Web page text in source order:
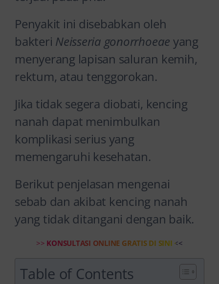
Penyakit ini disebabkan oleh
bakteri Neisseria gonorrhoeae yang
menyerang lapisan saluran kemih,
rektum, atau tenggorokan.
Jika tidak segera diobati, kencing
nanah dapat menimbulkan
komplikasi serius yang
memengaruhi kesehatan.
Berikut penjelasan mengenai
sebab dan akibat kencing nanah
yang tidak ditangani dengan baik.
>> KONSULTASI ONLINE GRATIS DI SINI <<
Table of Contents